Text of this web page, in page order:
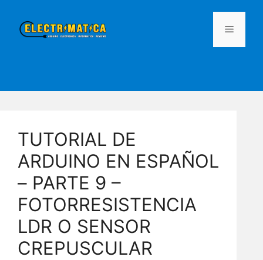
contenido
MENÚ
TUTORIAL DE
ARDUINO EN ESPAÑOL
– PARTE 9 –
FOTORRESISTENCIA
LDR O SENSOR
CREPUSCULAR